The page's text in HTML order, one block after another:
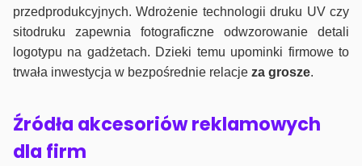
przedprodukcyjnych. Wdrożenie technologii druku UV czy
sitodruku zapewnia fotograficzne odwzorowanie detali
logotypu na gadżetach. Dzieki temu upominki firmowe to
trwała inwestycja w bezpośrednie relacje za grosze.
Źródła akcesoriów reklamowych
dla firm